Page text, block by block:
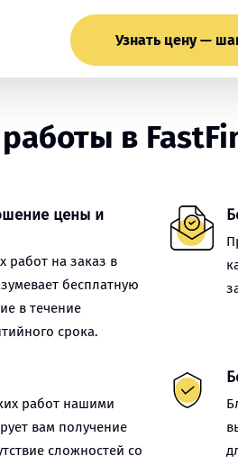
Узнать цену —
в
цены и
работ на заказ в
бесплатную
в течение
срока.
работ нашими
вам получение
сложностей со